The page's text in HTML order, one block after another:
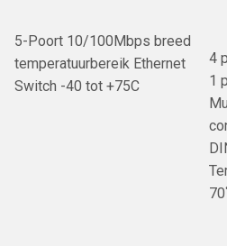
5-Poort 10/100Mbps breed
temperatuurbereik Ethernet
Switch -40 tot +75C
4
1